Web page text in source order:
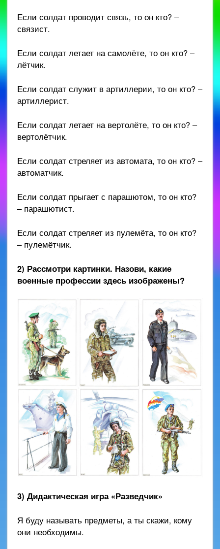
Если солдат проводит связь, то он кто? –
связист.
Если солдат летает на самолёте, то он кто? –
лётчик.
Если солдат служит в артиллерии, то он кто? –
артиллерист.
Если солдат летает на вертолёте, то он кто? –
вертолётчик.
Если солдат стреляет из автомата, то он кто? –
автоматчик.
Если солдат прыгает с парашютом, то он кто?
– парашютист.
Если солдат стреляет из пулемёта, то он кто?
– пулемётчик.
2) Рассмотри картинки. Назови, какие
военные профессии здесь изображены?
3) Дидактическая игра «Разведчик»
Я буду называть предметы, а ты скажи, кому
они необходимы.